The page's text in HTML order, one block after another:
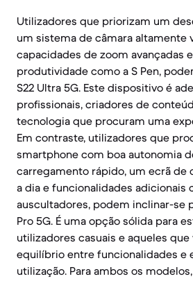
Utilizadores que priorizam um
um sistema de câmara altamente
capacidades de zoom avançadas
produtividade como a S Pen,
S22 Ultra 5G. Este dispositivo é
profissionais, criadores de
tecnologia que procuram uma
Em contraste, utilizadores que
smartphone com boa autonomia
carregamento rápido, um ecrã de
a dia e funcionalidades adicionais
auscultadores, podem inclinar-se
Pro 5G. É uma opção sólida para
utilizadores casuais e aqueles
equilíbrio entre funcionalidades e
utilização. Para ambos os